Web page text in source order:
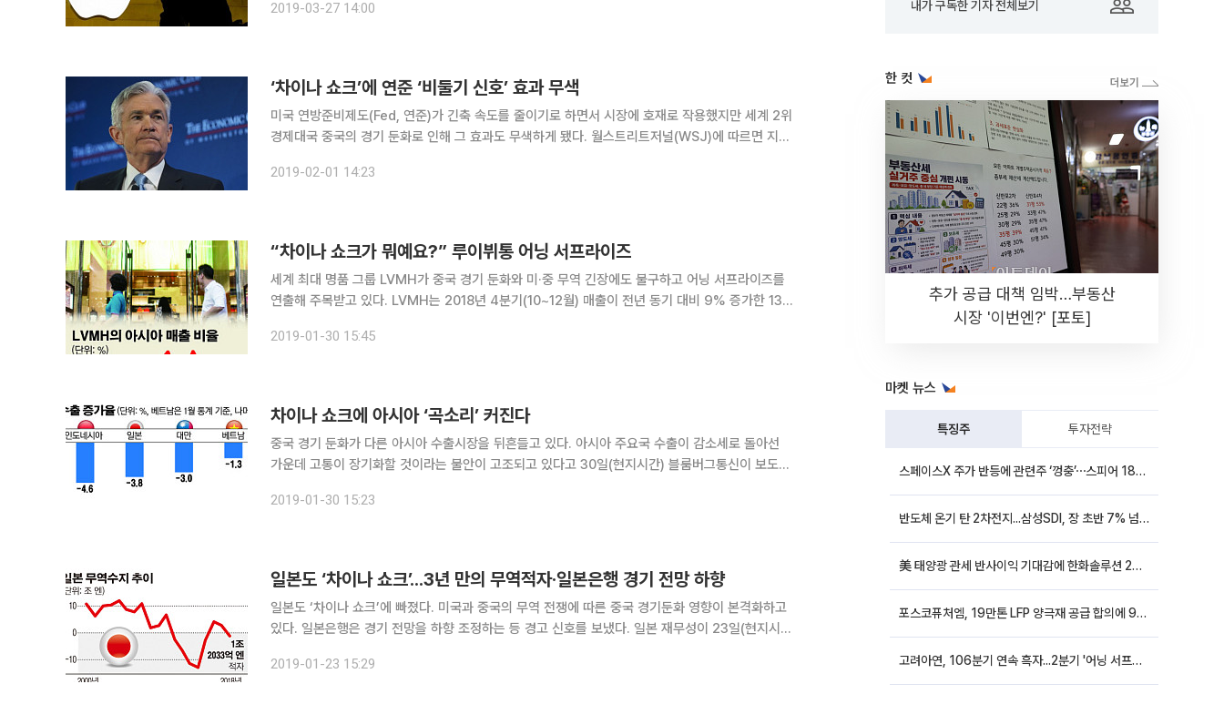
러보다 5~10% 낮은 것. 애플이 자진해서
2019-03-27 14:00
‘차이나 쇼크’에 연준 ‘비둘기 신호’ 효과 무색
미국 연방준비제도(Fed, 연준)가 긴축 속도를 줄이기로 하면서 시장에 호재로 작용했지만 세계 2위
경제대국 중국의 경기 둔화로 인해 그 효과도 무색하게 됐다. 월스트리트저널(WSJ)에 따르면 지난
이틀간 통화정책회의인 연방공개시장위원회(FOMC) 정례회
2019-02-01 14:23
“차이나 쇼크가 뭐예요?” 루이뷔통 어닝 서프라이즈
세계 최대 명품 그룹 LVMH가 중국 경기 둔화와 미·중 무역 긴장에도 불구하고 어닝 서프라이즈를
연출해 주목받고 있다. LVMH는 2018년 4분기(10~12월) 매출이 전년 동기 대비 9% 증가한 137
유로, 순이익은 63억5000만 유로
2019-01-30 15:45
차이나 쇼크에 아시아 ‘곡소리’ 커진다
중국 경기 둔화가 다른 아시아 수출시장을 뒤흔들고 있다. 아시아 주요국 수출이 감소세로 돌아선
가운데 고통이 장기화할 것이라는 불안이 고조되고 있다고 30일(현지시간) 블룸버그통신이 보도했
까지 수출 의존도가 큰 아시아 지역이 큰 타격을 받았고, 경제지표로
2019-01-30 15:23
일본도 ‘차이나 쇼크’...3년 만의 무역적자·일본은행 경기 전망 하향
일본도 ‘차이나 쇼크’에 빠졌다. 미국과 중국의 무역 전쟁에 따른 중국 경기둔화 영향이 본격화하고
있다. 일본은행은 경기 전망을 하향 조정하는 등 경고 신호를 보냈다. 일본 재무성이 23일(현지시
수지가 적자로 돌아선 것은 3년 만에 처음이다.
2019-01-23 15:29
내가 구독한 기자 전체보기
한 컷
추가 공급 대책 임박…부동산
시장 '이번엔?' [포토]
마켓 뉴스
특징주 투자전략
스페이스X 주가 반등에 관련주 ‘껑충’⋯스피어 18%ㆍ에이치브이엠 12%↑
반도체 온기 탄 2차전지...삼성SDI, 장 초반 7% 넘게 껑충
美 태양광 관세 반사이익 기대감에 한화솔루션 20%대·OCI홀딩스 14%대 급등
포스코퓨처엠, 19만톤 LFP 양극재 공급 합의에 9%대 강세
고려아연, 106분기 연속 흑자...2분기 '어닝 서프라이즈'에 장 초반 12%대 강세